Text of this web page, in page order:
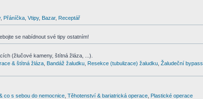
, Přáníčka Vtipy, Bazar, Receptář
se nabídnout své tipy ostatním!
(žlučové kameny, štítná žláza, ...).
& štítná žláza Bandáž žaludku Resekce (tubulizace) žaludku Žaludeční bypass
co s sebou do nemocnice Těhotenství & bariatrická operace Plastické operace